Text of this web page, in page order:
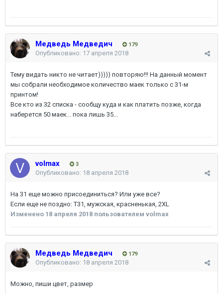
Медведь Медведич 179
Опубликовано: 17 апреля 2018
Тему видать никто не читает))))) повторяю!!! На данный момент
мы собрали необходимое количество маек только с 31-м
принтом!
Все кто из 32 списка - сообщу куда и как платить позже, когда
наберется 50 маек... пока лишь 35...
volmax 3
Опубликовано: 18 апреля 2018
На 31 еще можно присоединиться? Или уже все?
Если еще не поздно: Т31, мужская, красненькая, 2XL
Изменено 18 апреля 2018 пользователем volmax
Медведь Медведич 179
Опубликовано: 18 апреля 2018
Можно, пиши цвет, размер